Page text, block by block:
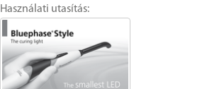
Használati utasítás: